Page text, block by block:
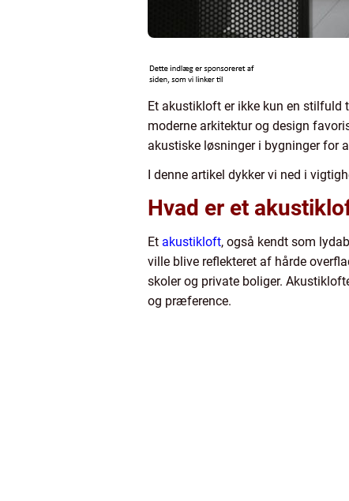
Et akustikloft er ikke kun en stilfuld
moderne arkitektur og design
akustiske løsninger i bygninger for
I denne artikel dykker vi ned i
Hvad er et
Et akustikloft, også kendt som
ville blive reflekteret af hårde
skoler og private boliger.
og præference.